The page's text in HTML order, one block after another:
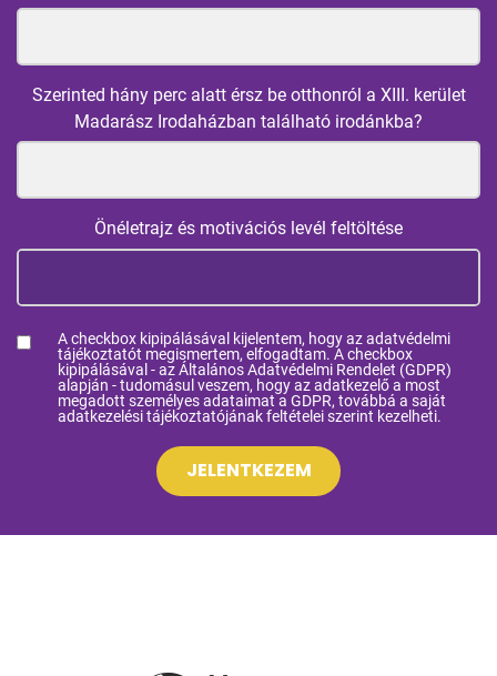
Szerinted hány perc alatt érsz be otthonról a XIII. kerület
Madarász Irodaházban található irodánkba?
Önéletrajz és motivációs levél feltöltése
A checkbox kipipálásával kijelentem, hogy az adatvédelmi
tájékoztatót megismertem, elfogadtam. A checkbox
kipipálásával - az Általános Adatvédelmi Rendelet (GDPR)
alapján - tudomásul veszem, hogy az adatkezelő a most
megadott személyes adataimat a GDPR, továbbá a saját
adatkezelési tájékoztatójának feltételei szerint kezelheti.